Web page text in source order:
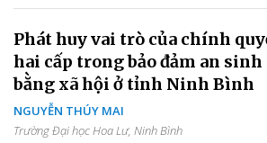
Phát huy vai trò của chính
hai cấp trong bảo đảm an
bằng xã hội ở tỉnh Ninh Bình
NGUYỄN THÚY MAI
Trường Đại học Hoa Lư, Ninh Bình